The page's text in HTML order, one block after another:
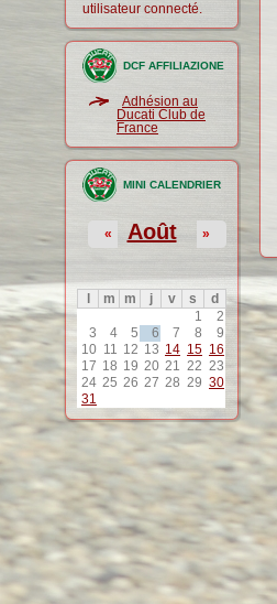
utilisateur connecté.
DCF AFFILIAZIONE
Adhésion au
Ducati Club de
France
MINI CALENDRIER
Août
« »
m m j v s
d
1
2
3
4 5 6 7 8
9
10 11 12 13 14 15 16
17 18 19 20 21 22 23
24 25 26 27 28 29 30
31